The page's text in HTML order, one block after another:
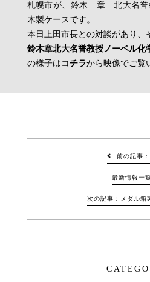
札幌市が、鈴木 章 北大名誉
木製ケースです。
本日上田市長との対談があり、
鈴木章北大名誉教授ノーベル化
の様子は コチラから映像でご覧
前の記事
最新情報一
次の記事：メダル箱